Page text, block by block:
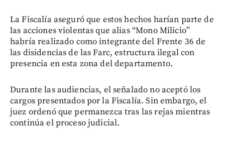
La Fiscalía aseguró que estos hechos harían parte de
las acciones violentas que alias “Mono Milicio”
habría realizado como integrante del Frente 36 de
las disidencias de las Farc, estructura ilegal con
presencia en esta zona del departamento.
Durante las audiencias, el señalado no aceptó los
cargos presentados por la Fiscalía. Sin embargo, el
juez ordenó que permanezca tras las rejas mientras
continúa el proceso judicial.